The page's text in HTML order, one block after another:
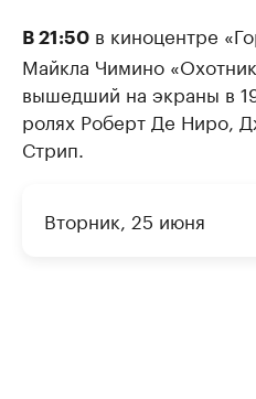
В 21:50 в киноцентре
Майкла Чимино
вышедший на экраны в
ролях Роберт Де Ниро,
Стрип.
Вторник, 25 июня